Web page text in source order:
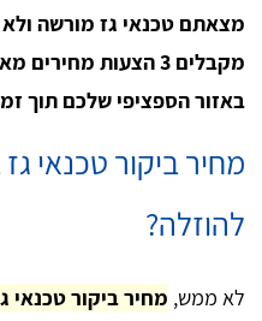
מצאתם טכנאי גז מורשה
מקבלים 3 הצעות
באזור הספציפי שלכם תוך
מחיר ביקור טכנאי
להוזלה?
לא ממש, מחיר ביקור טכנאי